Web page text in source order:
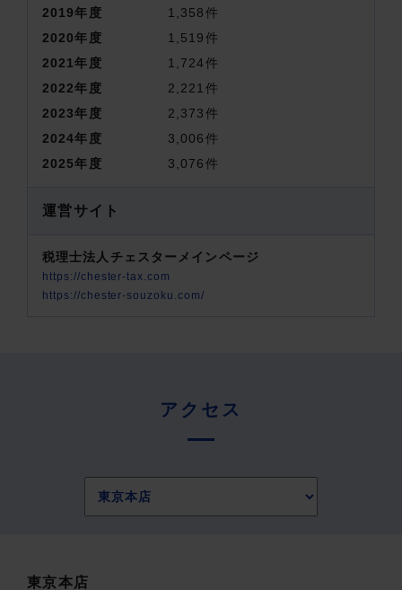
2019年度 1,358件
2020年度 1,519件
2021年度 1,724件
2022年度 2,221 件
2023年度 2,373件
2024年度 3,006件
2025年度 3,076件
運営サイト
税理士法人チェスターメインページ
https://chester-tax.com
https://chester-souzoku.com/
アクセス
東京本店